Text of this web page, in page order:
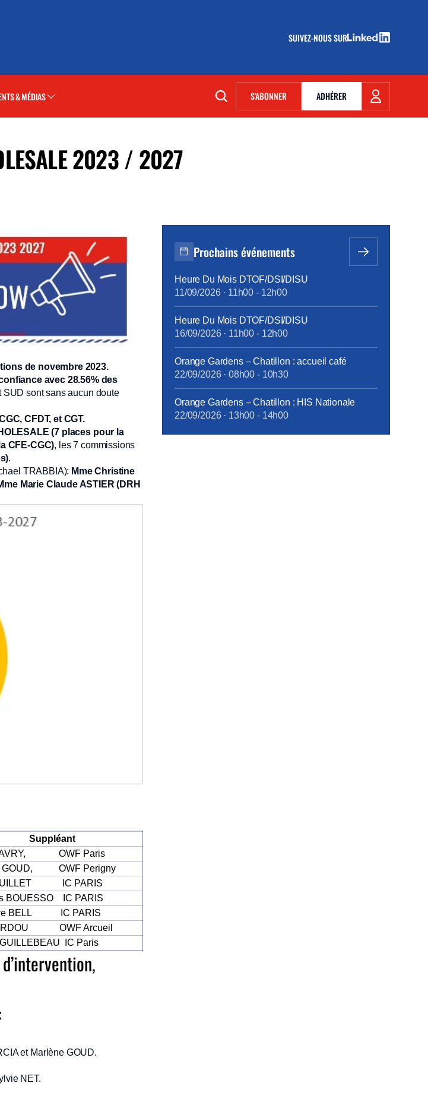
SUIVEZ-NOUS SUR
(NOUVELLE FENÊTRE)
& MÉDIAS S'ABONNER(NOUVELLE FENÊTRE)
ADHÉRER
2023 / 2027
de novembre 2023.
avec 28.56% des
sont sans aucun doute
CFDT, et CGT.
(7 places pour la
CFE-CGC), les 7 commissions
.
TRABBIA): Mme Christine
Marie Claude ASTIER (DRH
Suppléant
OWF Paris
GOUD, OWF Perigny
IC PARIS
BOUESSO IC PARIS
BELL IC PARIS
OWF Arcueil
IC Paris
et Marlène GOUD.
NET.
Prochains événements
Heure Du Mois DTOF/DSI/DISU
11/09/2026· 11h00 - 12h00
Heure Du Mois DTOF/DSI/DISU
16/09/2026· 11h00 - 12h00
Orange Gardens – Chatillon : accueil café
22/09/2026· 08h00 - 10h30
Orange Gardens – Chatillon : HIS Nationale
22/09/2026· 13h00 - 14h00